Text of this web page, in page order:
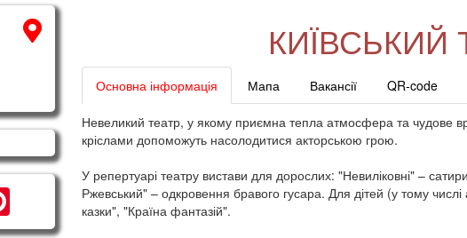
Pinterest
КИЇВСЬКИЙ
Основна інформація Мапа Вакансії QR-code
Невеликий театр, у якому приємна тепла атмосфера та чудове
кріслами допоможуть насолодитися акторською грою.
У репертуарі театру вистави для дорослих: "Невиліковні" –
Ржевський" – одкровення бравого гусара. Для дітей (у тому
казки", "Країна фантазій".